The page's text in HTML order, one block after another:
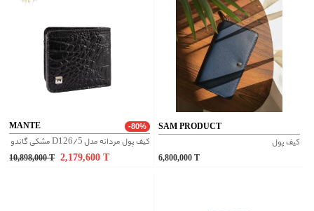
MANTE -80%
کیف پول مردانه مدل D126/5 مشکی گاندو
10,898,000 T 2,179,600
SAM PRODUCT
کیف پول
6,800,000